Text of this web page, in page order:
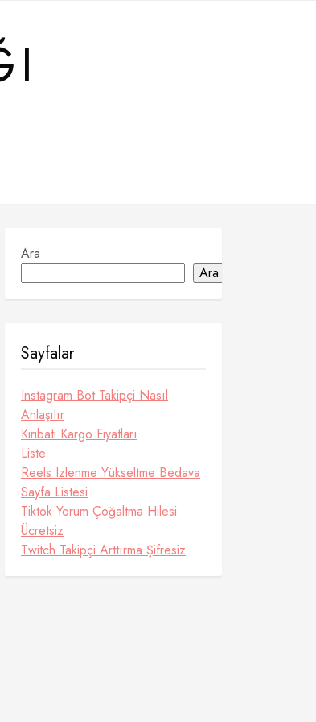
Ara
Ara
Sayfalar
Instagram Bot Takipçi Nasıl
Anlaşılır
Kiribati Kargo Fiyatları
Liste
Reels Izlenme Yükseltme Bedava
Sayfa Listesi
Tiktok Yorum Çoğaltma Hilesi
Ücretsiz
Twitch Takipçi Arttırma Şifresiz